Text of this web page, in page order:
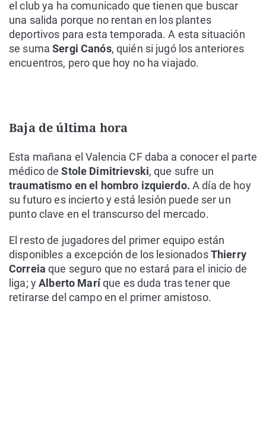
el club ya ha comunicado que tienen que buscar
una salida porque no rentan en los plantes
deportivos para esta temporada. A esta situación
se sumaSergi Canós, quién si jugó los anteriores
encuentros, pero que hoy no ha viajado.
Baja de última hora
Esta mañana el Valencia CF daba a conocer el parte
médico de Stole Dimitrievski, que sufre un
traumatismo en el hombro izquierdo. A día de hoy
su futuro es incierto y está lesión puede ser un
punto clave en el transcurso del mercado.
El resto de jugadores del primer equipo están
disponibles a excepción de los lesionadosThierry
Correia que seguro que no estará para el inicio de
liga; yAlberto Maríque es duda tras tener que
retirarse del campo en el primer amistoso.